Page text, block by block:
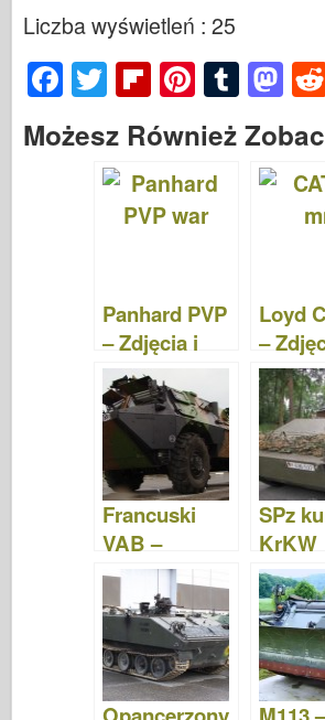
Liczba wyświetleń : 25
F
a
c
T
wi
tt
er
Fl
ip
b
o
ar
Pi
nt
er
e
st
T
u
m
bl
M
a
st
o
Możesz Również
Panhard PVP
– Zdjęcia i
Filmy
Loyd
–
filmy
Francuski
VAB –
Zdjęcia &
wideo
SPz
KrKW
Video